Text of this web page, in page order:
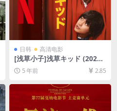
日韩 高清电影
[浅草小子]浅草キッド (2021)
[百度网盘+迅雷云盘资源1080
P超清未删减][MP4/8.0GB][日
语中字]
5 年前 2.85